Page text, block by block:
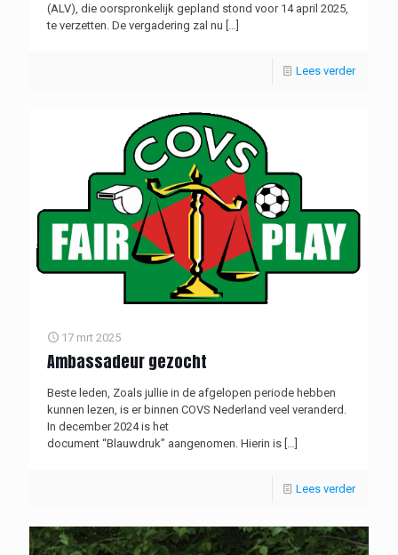
(ALV), die oorspronkelijk gepland stond voor 14 april 2025,
te verzetten. De vergadering zal nu […]
Lees verder
17 mrt 2025
Ambassadeur gezocht
Beste leden, Zoals jullie in de afgelopen periode hebben
kunnen lezen, is er binnen COVS Nederland veel veranderd.
In december 2024 is het
document “Blauwdruk” aangenomen. Hierin is […]
Lees verder